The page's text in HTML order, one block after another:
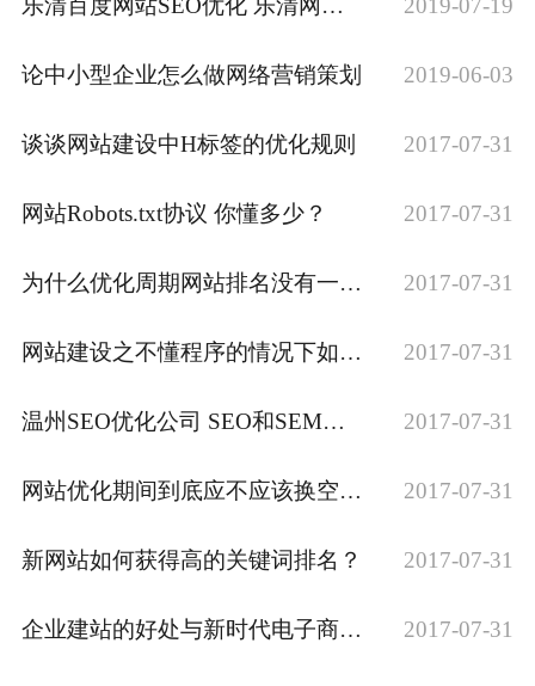
乐清百度网站SEO优化 乐清网站建设优化排名推广制作 2019-07-19
论中小型企业怎么做网络营销策划 2019-06-03
谈谈网站建设中H标签的优化规则 2017-07-31
网站Robots.txt协议 你懂多少？ 2017-07-31
为什么优化周期网站排名没有一点效果？ 2017-07-31
网站建设之不懂程序的情况下如何制作网站地图呢？ 2017-07-31
温州SEO优化公司 SEO和SEM区别是什么 2017-07-31
网站优化期间到底应不应该换空间？ 2017-07-31
新网站如何获得高的关键词排名？ 2017-07-31
企业建站的好处与新时代电子商务发展的趋势 2017-07-31